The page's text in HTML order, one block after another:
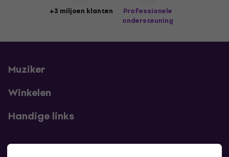
+3 miljoen klanten
Professionele
ondersteuning
Muziker
Winkelen
Handige links